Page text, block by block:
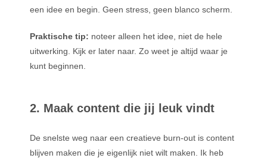
een idee en begin. Geen stress, geen blanco scherm.
Praktische tip: noteer alleen het idee, niet de hele
uitwerking. Kijk er later naar. Zo weet je altijd waar je
kunt beginnen.
2. Maak content die jij leuk vindt
De snelste weg naar een creatieve burn-out is content
blijven maken die je eigenlijk niet wilt maken. Ik heb